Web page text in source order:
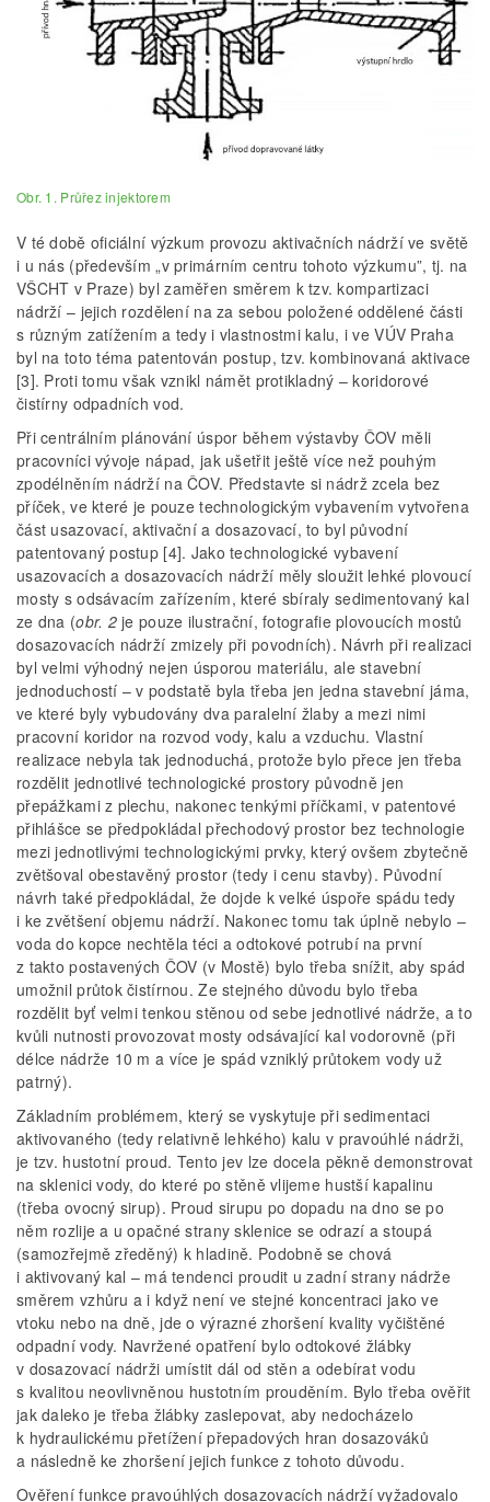
Obr. 1. Průřez injektorem
V té době oficiální výzkum provozu aktivačních nádrží ve světě
i u nás (především „v primárním centru tohoto výzkumu”, tj. na
VŠCHT v Praze) byl zaměřen směrem k tzv. kompartizaci
nádrží – jejich rozdělení na za sebou položené oddělené části
s různým zatížením a tedy i vlastnostmi kalu, i ve VÚV Praha
byl na toto téma patentován postup, tzv. kombinovaná aktivace
[3]. Proti tomu však vznikl námět protikladný – koridorové
čistírny odpadních vod.
Při centrálním plánování úspor během výstavby ČOV měli
pracovníci vývoje nápad, jak ušetřit ještě více než pouhým
zpodélněním nádrží na ČOV. Představte si nádrž zcela bez
příček, ve které je pouze technologickým vybavením vytvořena
část usazovací, aktivační a dosazovací, to byl původní
patentovaný postup [4]. Jako technologické vybavení
usazovacích a dosazovacích nádrží měly sloužit lehké plovoucí
mosty s odsávacím zařízením, které sbíraly sedimentovaný kal
ze dna (obr. 2je pouze ilustrační, fotografie plovoucích mostů
dosazovacích nádrží zmizely při povodních). Návrh při realizaci
byl velmi výhodný nejen úsporou materiálu, ale stavební
jednoduchostí – v podstatě byla třeba jen jedna stavební jáma,
ve které byly vybudovány dva paralelní žlaby a mezi nimi
pracovní koridor na rozvod vody, kalu a vzduchu. Vlastní
realizace nebyla tak jednoduchá, protože bylo přece jen třeba
rozdělit jednotlivé technologické prostory původně jen
přepážkami z plechu, nakonec tenkými příčkami, v patentové
přihlášce se předpokládal přechodový prostor bez technologie
mezi jednotlivými technologickými prvky, který ovšem zbytečně
zvětšoval obestavěný prostor (tedy i cenu stavby). Původní
návrh také předpokládal, že dojde k velké úspoře spádu tedy
i ke zvětšení objemu nádrží. Nakonec tomu tak úplně nebylo –
voda do kopce nechtěla téci a odtokové potrubí na první
z takto postavených ČOV (v Mostě) bylo třeba snížit, aby spád
umožnil průtok čistírnou. Ze stejného důvodu bylo třeba
rozdělit byť velmi tenkou stěnou od sebe jednotlivé nádrže, a to
kvůli nutnosti provozovat mosty odsávající kal vodorovně (při
délce nádrže 10 m a více je spád vzniklý průtokem vody už
patrný).
Základním problémem, který se vyskytuje při sedimentaci
aktivovaného (tedy relativně lehkého) kalu v pravoúhlé nádrži,
je tzv. hustotní proud. Tento jev lze docela pěkně demonstrovat
na sklenici vody, do které po stěně vlijeme hustší kapalinu
(třeba ovocný sirup). Proud sirupu po dopadu na dno se po
něm rozlije a u opačné strany sklenice se odrazí a stoupá
(samozřejmě zředěný) k hladině. Podobně se chová
i aktivovaný kal – má tendenci proudit u zadní strany nádrže
směrem vzhůru a i když není ve stejné koncentraci jako ve
vtoku nebo na dně, jde o výrazné zhoršení kvality vyčištěné
odpadní vody. Navržené opatření bylo odtokové žlábky
v dosazovací nádrži umístit dál od stěn a odebírat vodu
s kvalitou neovlivněnou hustotním prouděním. Bylo třeba ověřit
jak daleko je třeba žlábky zaslepovat, aby nedocházelo
k hydraulickému přetížení přepadových hran dosazováků
a následně ke zhoršení jejich funkce z tohoto důvodu.
Ověření funkce pravoúhlých dosazovacích nádrží vyžadovalo